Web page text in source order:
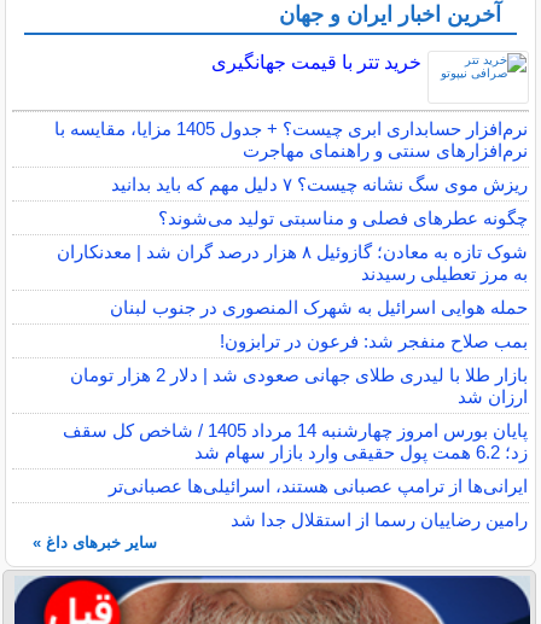
آخرین اخبار ایران و جهان
خرید تتر با قیمت جهانگیری
نرم‌افزار حسابداری ابری چیست؟ + جدول 1405 مزایا، مقایسه با
نرم‌افزارهای سنتی و راهنمای مهاجرت
ریزش موی سگ نشانه چیست؟ ۷ دلیل مهم که باید بدانید
چگونه عطرهای فصلی و مناسبتی تولید می‌شوند؟
شوک تازه به معادن؛ گازوئیل ۸ هزار درصد گران شد | معدنکاران
به مرز تعطیلی رسیدند
حمله هوایی اسرائیل به شهرک المنصوری در جنوب لبنان
بمب صلاح منفجر شد: فرعون در ترابزون!
بازار طلا با لیدری طلای جهانی صعودی شد | دلار 2 هزار تومان
ارزان شد
پایان بورس امروز چهارشنبه 14 مرداد 1405 / شاخص کل سقف
زد؛ 6.2 همت پول حقیقی وارد بازار سهام شد
ایرانی‌ها از ترامپ عصبانی هستند، اسرائیلی‌ها عصبانی‌تر
رامین رضاییان رسما از استقلال جدا شد
سایر خبرهای داغ »